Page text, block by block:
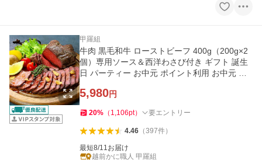
甲羅組
牛肉 黒毛和牛 ローストビーフ 400g（200g×2
個）専用ソース＆西洋わさび付き ギフト 誕生
日 パーティー お中元 ポイント利用 お中元 爆
5,980円
20% （ 1,106pt） 要エントリー
4.46（397件）
最短8/11お届け
越前かに職人 甲羅組